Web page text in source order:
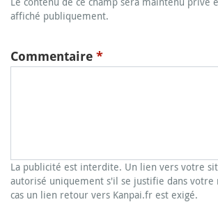
affiché publiquement.
Commentaire *
La publicité est interdite. Un lien vers votre
autorisé uniquement s'il se justifie dans votre
cas un lien retour vers Kanpai.fr est exigé.